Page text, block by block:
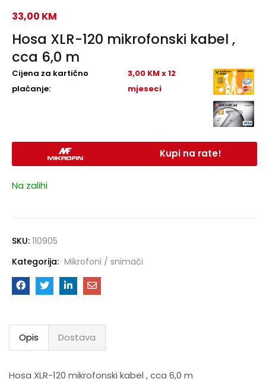
Hosa XLR-120 mikrofonski kabel ,
cca 6,0 m
33,00 KM
Cijena za kartično
plaćanje:
3,00 KM x 12
mjeseci
Kupi na rate!
Na zalihi
SKU: 110905
Kategorija: Mikrofoni / snimači
Opis Dostava
Hosa XLR-120 mikrofonski kabel , cca 6,0 m